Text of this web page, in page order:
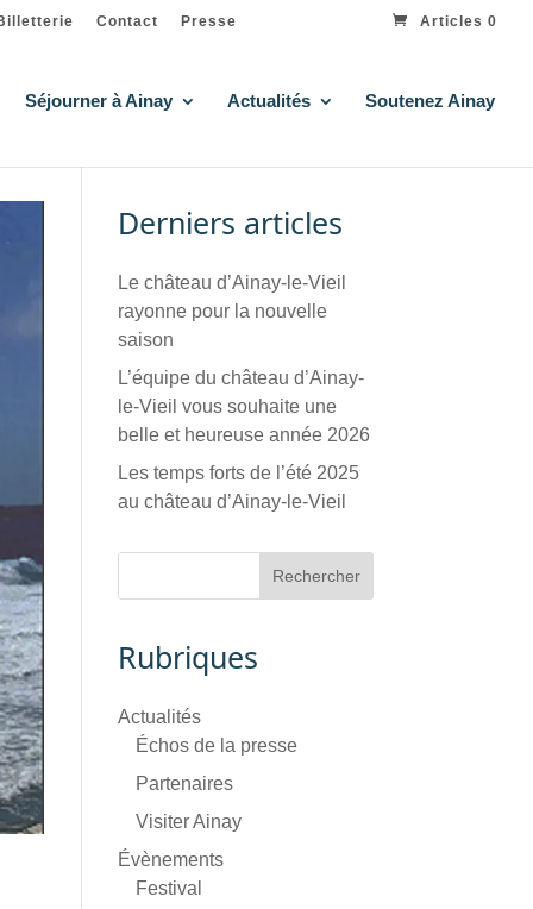
Contact Presse Articles 0
Séjourner à Ainay Actualités Soutenez Ainay
Derniers articles
Le château d’Ainay-le-Vieil
rayonne pour la nouvelle
saison
L’équipe du château d’Ainay-
le-Vieil vous souhaite une
belle et heureuse année 2026
Les temps forts de l’été 2025
au château d’Ainay-le-Vieil
Rubriques
Actualités
Échos de la presse
Partenaires
Visiter Ainay
Évènements
Festival